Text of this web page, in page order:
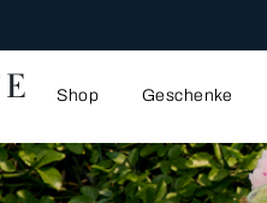
Shop Geschenke